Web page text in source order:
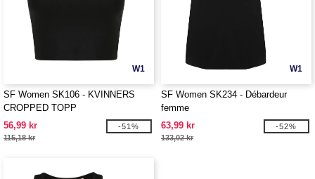
W1
SF Women SK106 - KVINNERS
CROPPED TOPP
56,99 kr
115,18 kr
-51%
W1
SF Women SK234 - Débardeur
femme
63,99 kr
133,02 kr
-52%